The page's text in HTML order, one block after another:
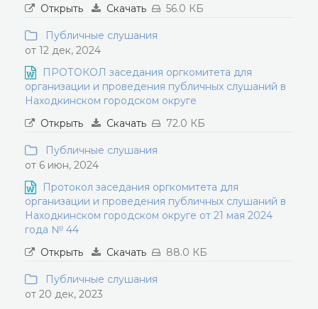
Открыть Скачать 56.0 КБ
Публичные слушания
от 12 дек, 2024
ПРОТОКОЛ заседания оргкомитета для
организации и проведения публичных слушаний в
Находкинском городском округе
Открыть
Скачать 72.0 КБ
Публичные слушания
от 6 июн, 2024
Протокол заседания оргкомитета для
организации и проведения публичных слушаний в
Находкинском городском округе от 21 мая 2024
года № 44
Открыть
Скачать 88.0 КБ
Публичные слушания
от 20 дек, 2023